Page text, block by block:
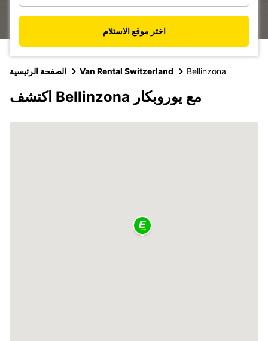
اختر موقع الاستلام
الصفحة الرئيسية Van Rental Switzerland Bellinzona
اكتشف Bellinzona مع يوروبكار